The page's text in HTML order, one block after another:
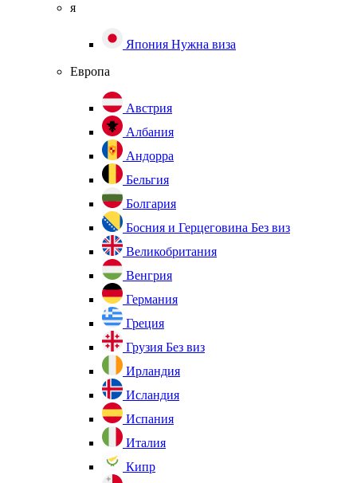
я
Япония Нужна виза
Европа
Австрия
Албания
Андорра
Бельгия
Болгария
Босния и Герцеговина Без виз
Великобритания
Венгрия
Германия
Греция
Грузия Без виз
Ирландия
Исландия
Испания
Италия
Кипр